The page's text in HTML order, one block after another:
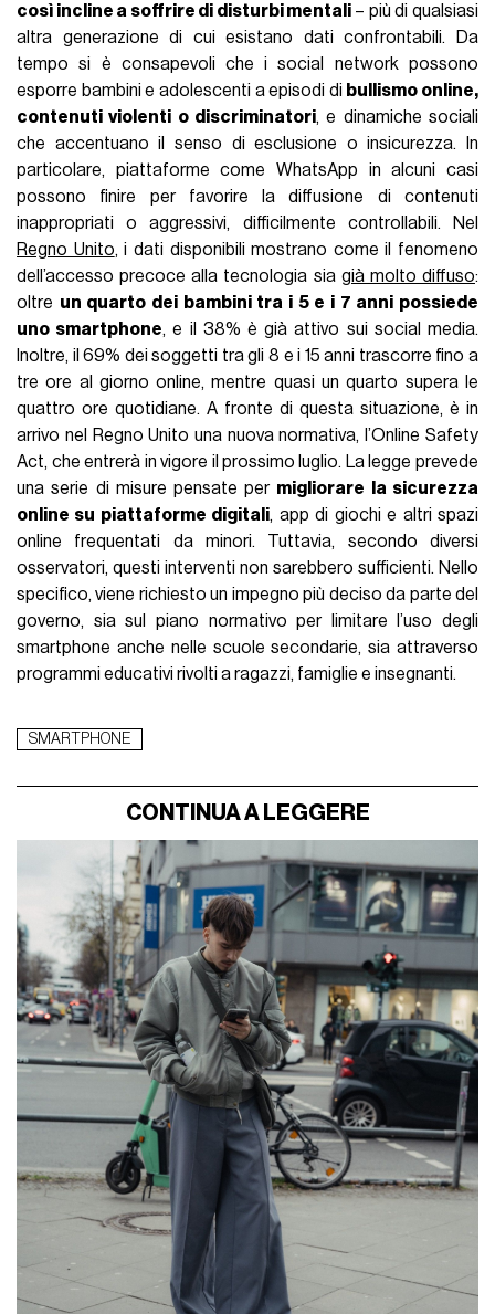
così incline a soffrire di disturbi mentali – più di qualsiasi
altra generazione di cui esistano dati confrontabili. Da
tempo si è consapevoli che i social network possono
esporre bambini e adolescenti a episodi di bullismo online,
contenuti violenti o discriminatori, e dinamiche sociali
che accentuano il senso di esclusione o insicurezza. In
particolare, piattaforme come WhatsApp in alcuni casi
possono finire per favorire la diffusione di contenuti
inappropriati o aggressivi, difficilmente controllabili. Nel
Regno Unito, i dati disponibili mostrano come il fenomeno
dell’accesso precoce alla tecnologia sia già molto diffuso:
oltre un quarto dei bambini tra i 5 e i 7 anni possiede
uno smartphone, e il 38% è già attivo sui social media.
Inoltre, il 69% dei soggetti tra gli 8 e i 15 anni trascorre fino a
tre ore al giorno online, mentre quasi un quarto supera le
quattro ore quotidiane. A fronte di questa situazione, è in
arrivo nel Regno Unito una nuova normativa, l’Online Safety
Act, che entrerà in vigore il prossimo luglio. La legge prevede
una serie di misure pensate per migliorare la sicurezza
online su piattaforme digitali, app di giochi e altri spazi
online frequentati da minori. Tuttavia, secondo diversi
osservatori, questi interventi non sarebbero sufficienti. Nello
specifico, viene richiesto un impegno più deciso da parte del
governo, sia sul piano normativo per limitare l’uso degli
smartphone anche nelle scuole secondarie, sia attraverso
programmi educativi rivolti a ragazzi, famiglie e insegnanti.
SMARTPHONE
CONTINUA A LEGGERE